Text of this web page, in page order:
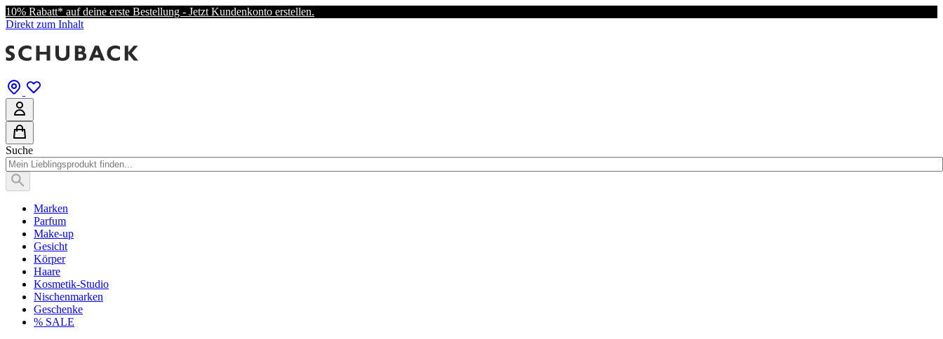
10% Rabatt* auf deine erste Bestellung - Jetzt Kundenkonto erstellen.
Direkt zum Inhalt
Suche
Marken
Parfum
Make-up
Gesicht
Körper
Haare
Kosmetik-Studio
Nischenmarken
Geschenke
% SALE